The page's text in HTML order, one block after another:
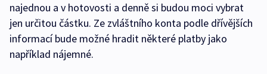
najednou a v hotovosti a denně si budou moci vybrat
jen určitou částku. Ze zvláštního konta podle dřívějších
informací bude možné hradit některé platby jako
například nájemné.